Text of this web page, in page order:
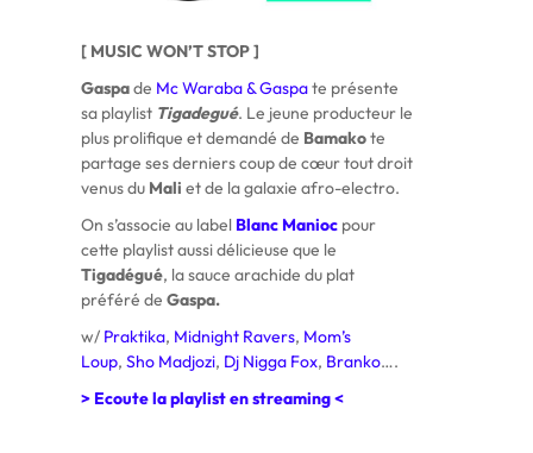
[ MUSIC WON’T STOP ]
Gaspade Mc Waraba & Gaspate présente
sa playlist Tigadegué. Le jeune producteur le
plus prolifique et demandé de Bamakote
partage ses derniers coup de cœur tout droit
venus du Mali et de la galaxie afro-electro.
On s’associe au label Blanc Maniocpour
cette playlist aussi délicieuse que le
Tigadégué, la sauce arachide du plat
préféré de Gaspa.
w/ Praktika, Midnight Ravers, Mom’s
Loup, Sho Madjozi, Dj Nigga Fox, Branko….
> Ecoute la playlist en streaming <